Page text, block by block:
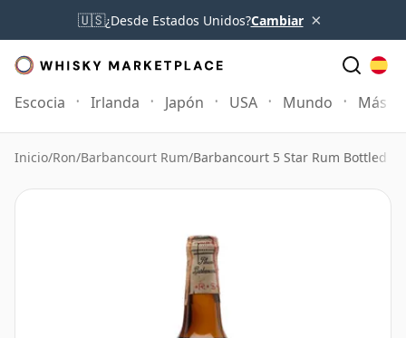
🇺🇸¿Desde Estados Unidos?Cambiar ×
Escocia Irlanda Japón USA Mundo Más
Inicio/Ron/Barbancourt Rum/Barbancourt 5 Star Rum Bottled